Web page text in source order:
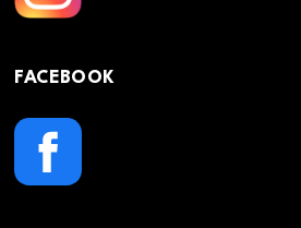
FACEBOOK